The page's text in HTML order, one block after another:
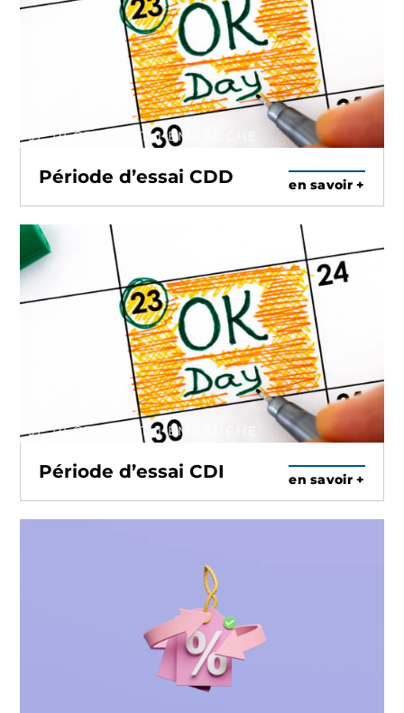
JE RECRUTE ET J'EMBAUCHE
Période d’essai CDD en savoir +
JE RECRUTE ET J'EMBAUCHE
Période d’essai CDI en savoir +